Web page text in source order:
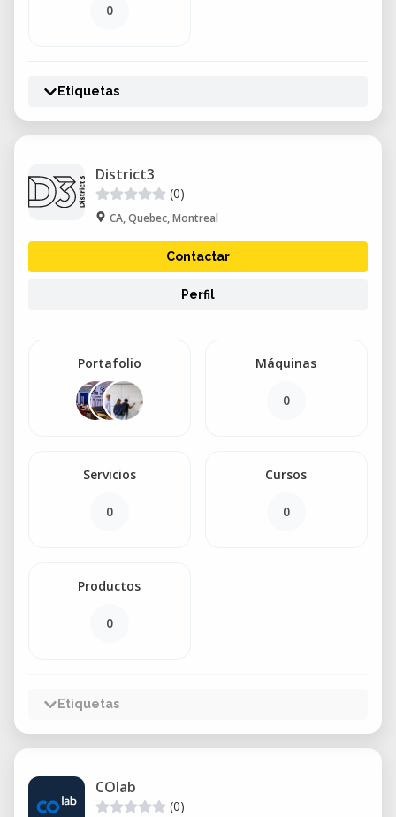
0
Etiquetas
District3
(0)
CA, Quebec, Montreal
Contactar
Perfil
Portafolio Máquinas
0
Servicios
0
Cursos
0
Productos
0
Etiquetas
COlab
(0)